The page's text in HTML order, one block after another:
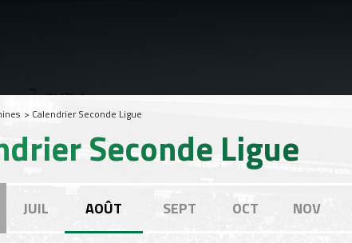
> Calendrier Seconde Ligue
Seconde Ligue
JUIL AOÛT SEPT OCT NOV